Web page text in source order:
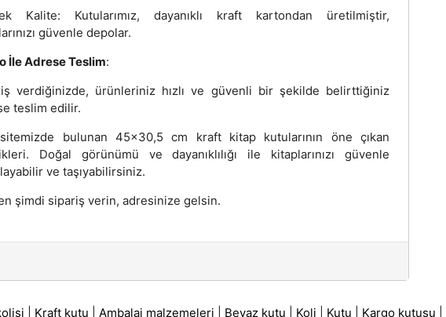
Kalite: Kutularımız, dayanıklı kraft kartondan üretilmiştir,
güvenle depolar.
İle Adrese Teslim:
verdiğinizde, ürünleriniz hızlı ve güvenli bir şekilde belirttiğiniz
teslim edilir.
bulunan 45x30,5 cm kraft kitap kutularının öne çıkan
Doğal görünümü ve dayanıklılığı ile kitaplarınızı güvenle
ve taşıyabilirsiniz.
şimdi sipariş verin, adresinize gelsin.
Kraft kutu Ambalaj malzemeleri Beyaz kutu Koli Kutu Kargo kutusu